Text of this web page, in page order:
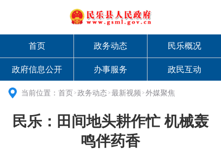
首页 政务动态 民乐概况
政府信息公开 办事服务 政民互动
当前位置：首页 > 政务动态 >最新视频 >外媒聚焦
民乐：田间地头耕作忙 机械轰
鸣伴药香